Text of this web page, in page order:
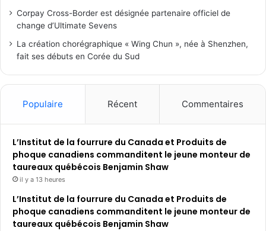
Corpay Cross-Border est désignée partenaire officiel de
change d’Ultimate Sevens
La création chorégraphique « Wing Chun », née à Shenzhen,
fait ses débuts en Corée du Sud
Populaire Récent Commentaires
L’Institut de la fourrure du Canada et Produits de
phoque canadiens commanditent le jeune monteur de
taureaux québécois Benjamin Shaw
il y a 13 heures
L’Institut de la fourrure du Canada et Produits de
phoque canadiens commanditent le jeune monteur de
taureaux québécois Benjamin Shaw